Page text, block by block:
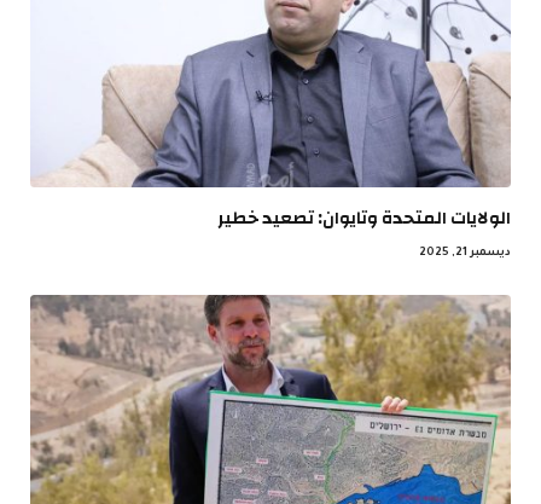
الولايات المتحدة وتايوان: تصعيد خطير
ديسمبر 21, 2025